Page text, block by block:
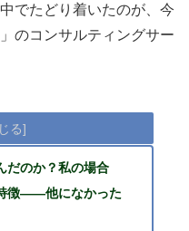
でたどり着いたのが、今
のコンサルティングサー
だのか？私の場合
徴——他になかった